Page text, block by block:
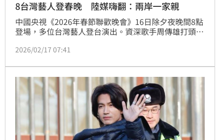
8台灣藝人登春晚 陸媒嗨翻：兩岸一家親
中國央視《2026年春節聯歡晚會》16日除夕夜晚間8點
登場，多位台灣藝人登台演出。資深歌手周傳雄打頭
作演唱，引起陸網熱烈迴響，對此，春晚官方微博也興
2026/02/17 07:41